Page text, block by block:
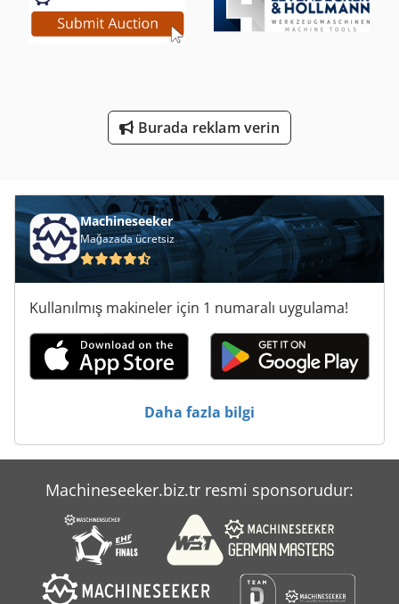
Yükleyici-Tekerlekli Yükleyici Iş Makinesi Ile
Ölçme Araçları
Burada reklam verin
Machineseeker
Mağazada ücretsiz
Kullanılmış makineler için 1 numaralı uygulama!
Daha fazla bilgi
Machineseeker.biz.tr resmi sponsorudur: